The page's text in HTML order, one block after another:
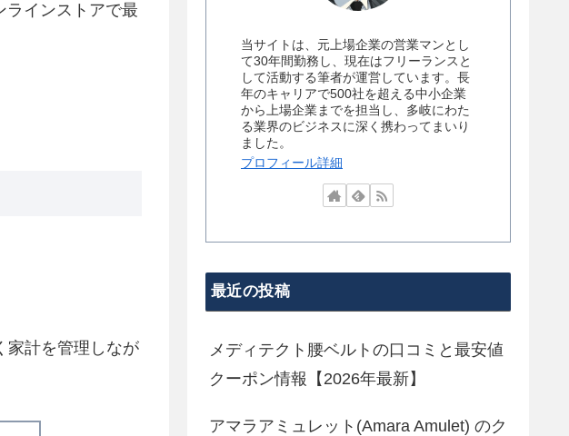
ラインストアで最
家計を管理しなが
当サイトは、元上場企業の営業マンとし
て30年間勤務し、現在はフリーランスと
して活動する筆者が運営しています。長
年のキャリアで500社を超える中小企業
から上場企業までを担当し、多岐にわた
る業界のビジネスに深く携わってまいり
ました。
プロフィール詳細
最近の投稿
メディテクト腰ベルトの口コミと最安値
クーポン情報【2026年最新】
アマラアミュレット(Amara Amulet) のク